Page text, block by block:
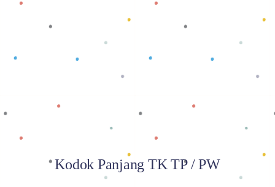
Kodok Panjang TK TP / PW